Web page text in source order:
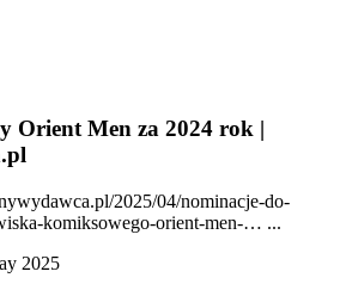
Orient Men za 2024 rok |
2025/04/nominacje-do-
komiksowego-orient-men-… ...
2025